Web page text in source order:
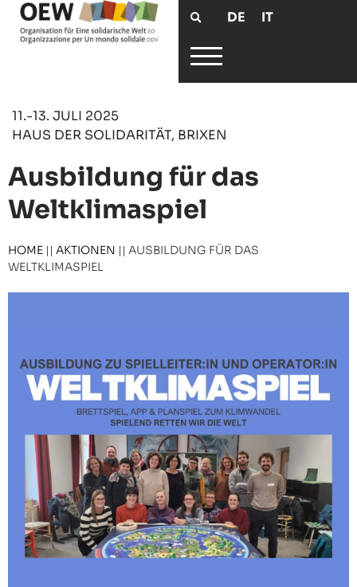
DE IT
11.-13. JULI 2025
HAUS DER SOLIDARITÄT, BRIXEN
Ausbildung für das
Weltklimaspiel
HOME || AKTIONEN || AUSBILDUNG FÜR DAS
WELTKLIMASPIEL